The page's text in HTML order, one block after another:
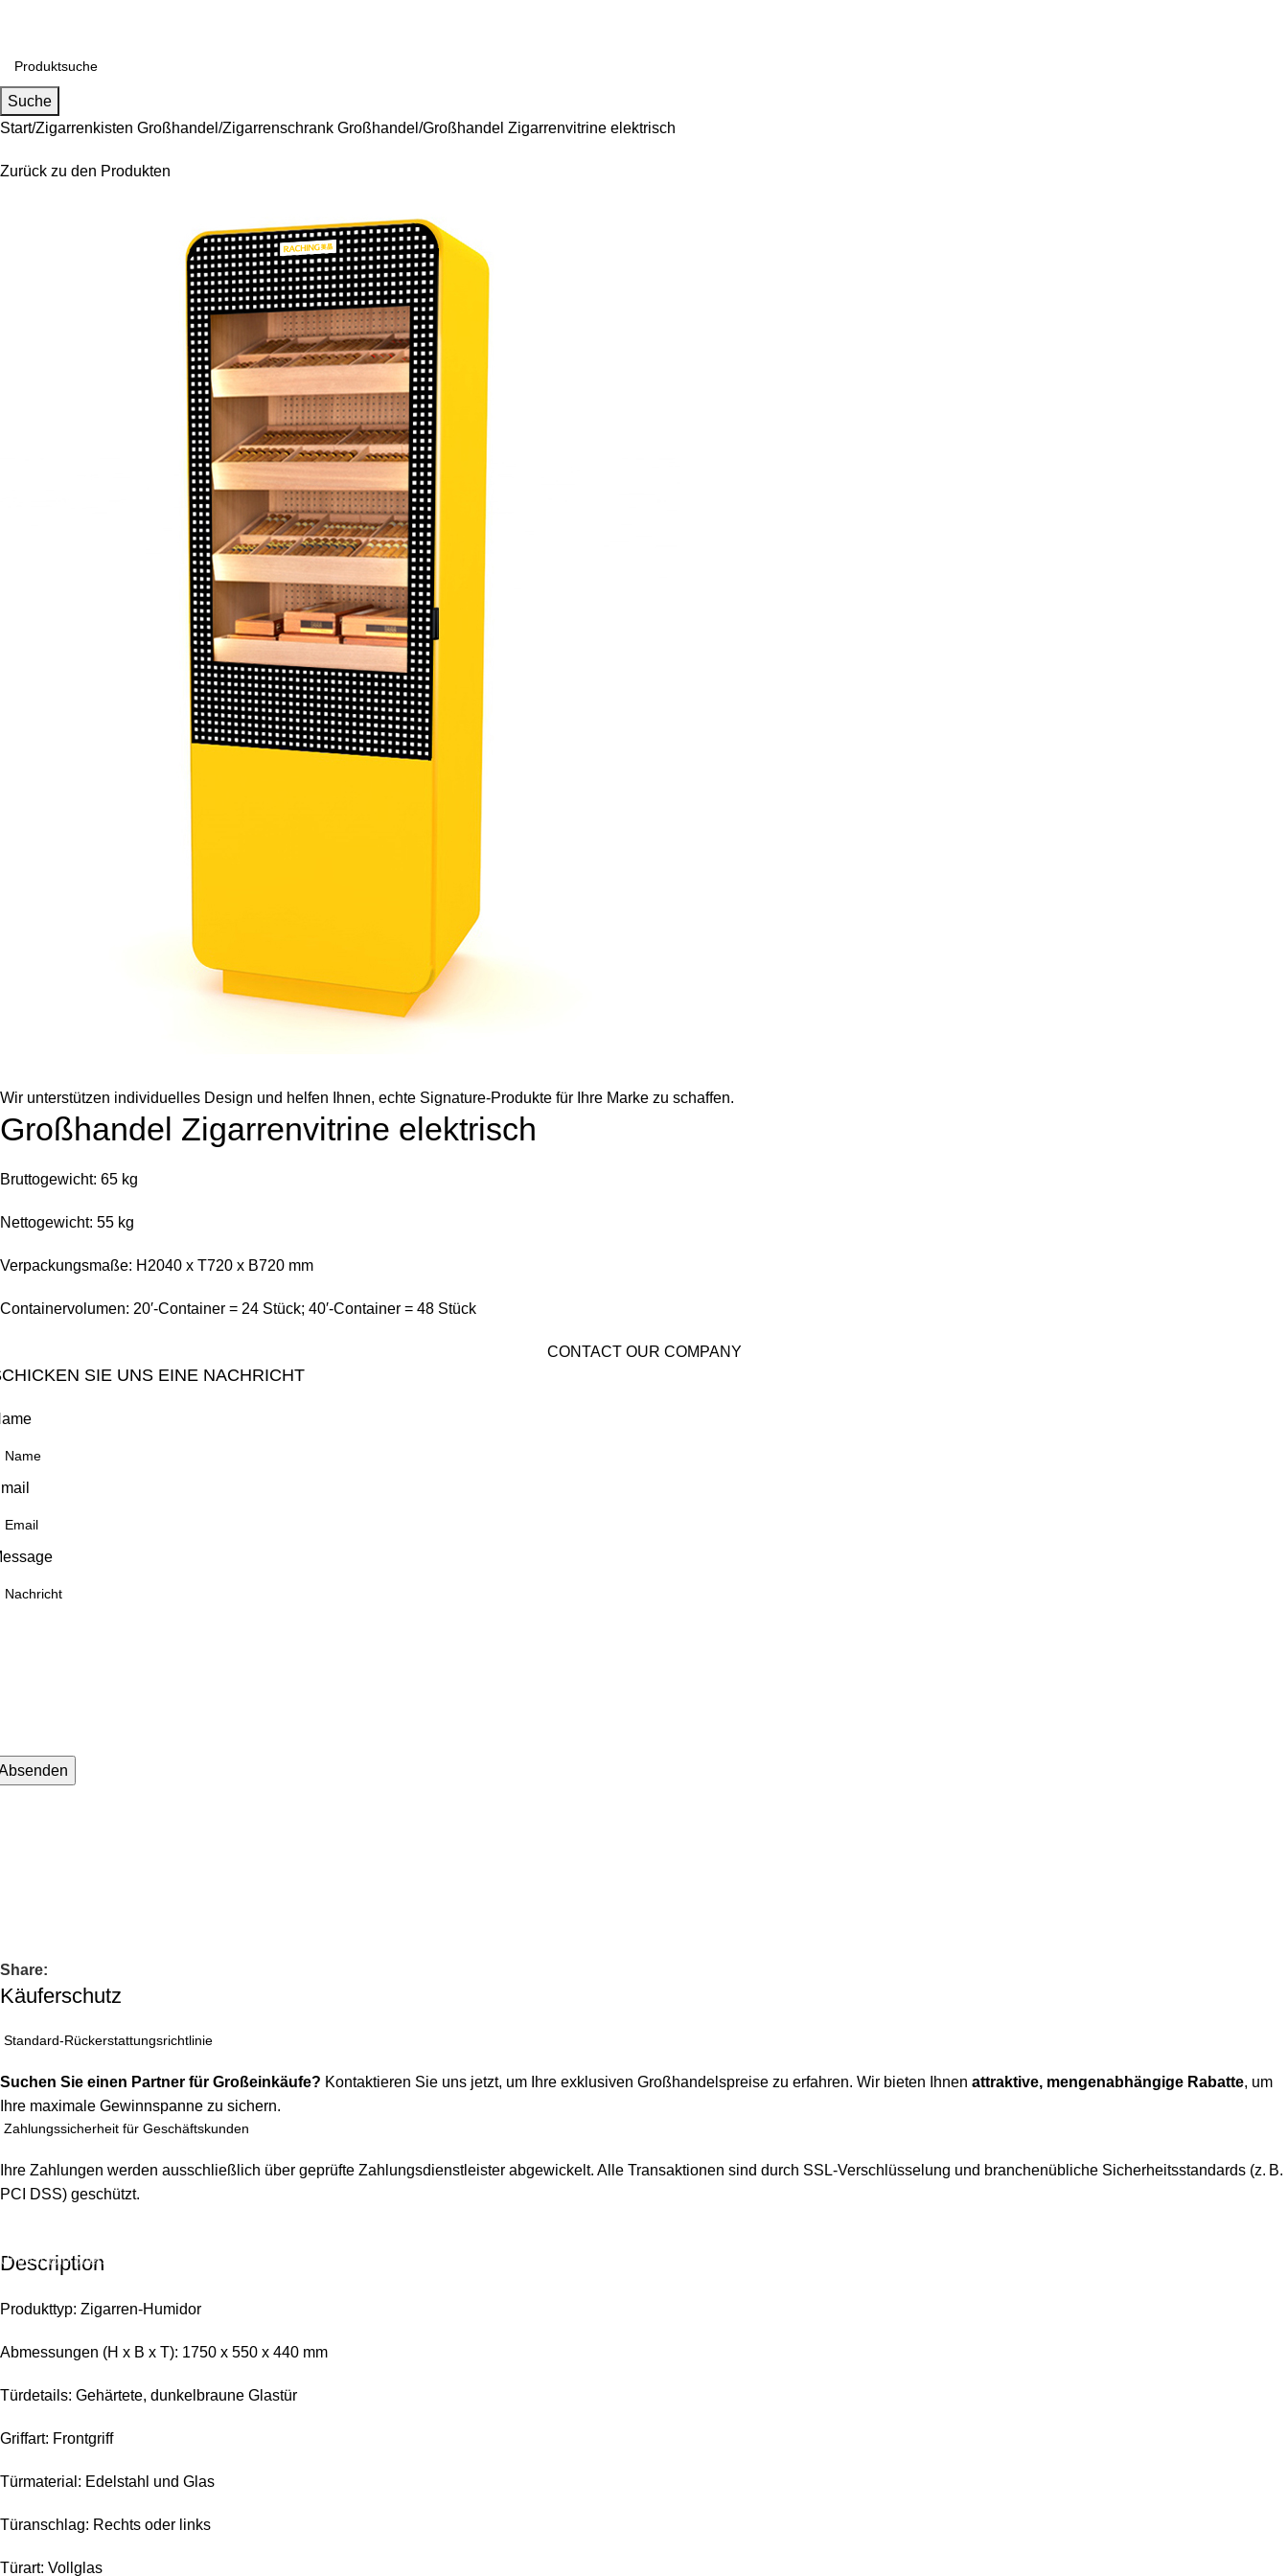
Suche
Start Zigarrenkisten Großhandel Zigarrenschrank Großhandel Großhandel Zigarrenvitrine elektrisch
Zurück zu den Produkten
Wir unterstützen individuelles Design und helfen Ihnen, echte Signature-Produkte für Ihre Marke zu schaffen.
Großhandel Zigarrenvitrine elektrisch
Bruttogewicht: 65 kg
Nettogewicht: 55 kg
Verpackungsmaße: H2040 x T720 x B720 mm
Container­volumen: 20′-Container = 24 Stück; 40′-Container = 48 Stück
CONTACT OUR COMPANY
SIE UNS EINE NACHRICHT
Share:
Käuferschutz
Standard-Rückerstattungsrichtlinie
Suchen Sie einen Partner für Großeinkäufe? Kontaktieren Sie uns jetzt, um Ihre exklusiven Großhandelspreise zu erfahren. Wir bieten Ihnen attraktive, mengenabhängige Rabatte, um
Ihre maximale Gewinnspanne zu sichern.
Zahlungssicherheit für Geschäftskunden
Ihre Zahlungen werden ausschließlich über geprüfte Zahlungsdienstleister abgewickelt. Alle Transaktionen sind durch SSL-Verschlüsselung und branchenübliche Sicherheitsstandards (z. B.
PCI DSS) geschützt.
Unbeatable offers
Description
Produkttyp: Zigarren-Humidor
Abmessungen (H x B x T): 1750 x 550 x 440 mm
Türdetails: Gehärtete, dunkelbraune Glastür
Griffart: Frontgriff
Türmaterial: Edelstahl und Glas
Türanschlag: Rechts oder links
Türart: Vollglas